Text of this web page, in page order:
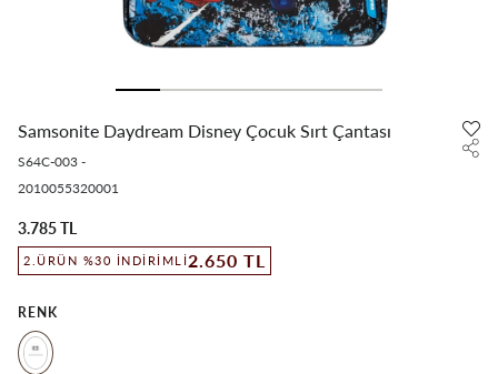
Samsonite Daydream Disney Çocuk Sırt Çantası
S64C-003 -
2010055320001
3.785 TL
2.ÜRÜN %30 İNDIRIMLI2.650 TL
RENK